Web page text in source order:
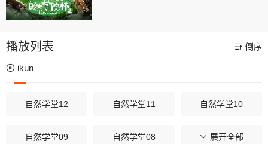
播放列表 倒序
ikun
自然学堂12 自然学堂11 自然学堂10
自然学堂09 自然学堂08 自然学堂07
展开全部